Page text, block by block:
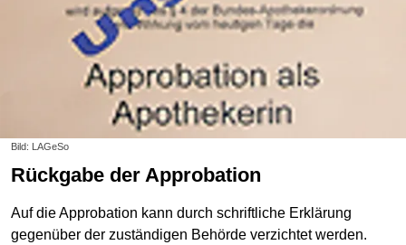
Bild: LAGeSo
Rückgabe der Approbation
Auf die Approbation kann durch schriftliche Erklärung
gegenüber der zuständigen Behörde verzichtet werden.